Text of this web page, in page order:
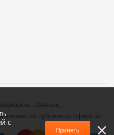
с
Принять
Данные,
являются публичной офертой.